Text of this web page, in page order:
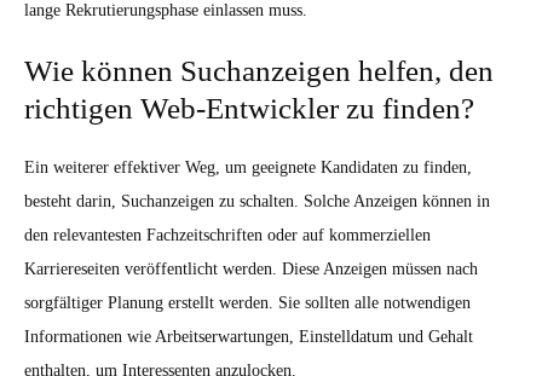
lange Rekrutierungsphase einlassen muss.
Wie können Suchanzeigen helfen, den
richtigen Web-Entwickler zu finden?
Ein weiterer effektiver Weg, um geeignete Kandidaten zu finden,
besteht darin, Suchanzeigen zu schalten. Solche Anzeigen können in
den relevantesten Fachzeitschriften oder auf kommerziellen
Karriereseiten veröffentlicht werden. Diese Anzeigen müssen nach
sorgfältiger Planung erstellt werden. Sie sollten alle notwendigen
Informationen wie Arbeitserwartungen, Einstelldatum und Gehalt
enthalten, um Interessenten anzulocken.